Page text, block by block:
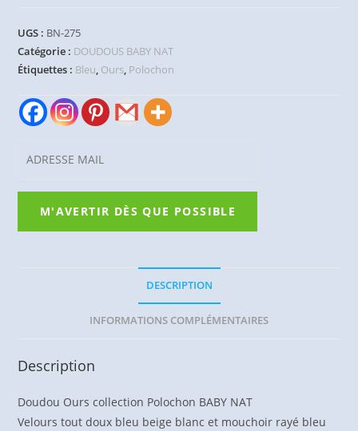
UGS : BN-275
Catégorie : DOUDOUS BABY NAT
Étiquettes : Bleu, Ours, Polochon
DESCRIPTION
INFORMATIONS COMPLÉMENTAIRES
Description
Doudou Ours collection Polochon BABY NAT
Velours tout doux bleu beige blanc et mouchoir rayé bleu